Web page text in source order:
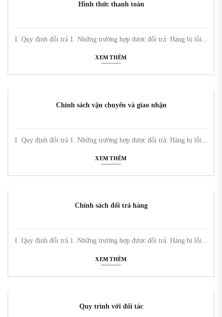
Hình thức thanh toán
I. Quy định đổi trả 1. Những trường hợp được đổi trả: Hàng bị lỗi...
XEM THÊM
Chính sách vận chuyển và giao nhận
I. Quy định đổi trả 1. Những trường hợp được đổi trả: Hàng bị lỗi...
XEM THÊM
Chính sách đổi trả hàng
I. Quy định đổi trả 1. Những trường hợp được đổi trả: Hàng bị lỗi...
XEM THÊM
Quy trình với đối tác